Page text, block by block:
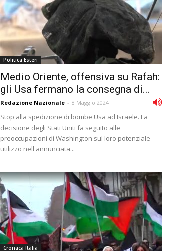
Politica Esteri
Medio Oriente, offensiva su Rafah:
gli Usa fermano la consegna di...
Redazione Nazionale - 8 Maggio 2024
Stop alla spedizione di bombe Usa ad Israele. La
decisione degli Stati Uniti fa seguito alle
preoccupazioni di Washington sul loro potenziale
utilizzo nell'annunciata...
Cronaca Italia